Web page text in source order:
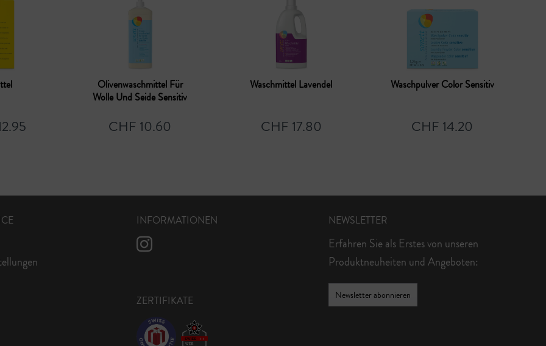
Olivenwaschmittel Für
Wolle Und Seide Sensitiv
CHF 10.60
Waschmittel Lavendel
CHF 17.80
Waschpulver Color Sensitiv
CHF 14.20
INFORMATIONEN
ZERTIFIKATE
NEWSLETTER
Erfahren Sie als Erstes von unseren
Produktneuheiten und Angeboten:
Newsletter abonnieren